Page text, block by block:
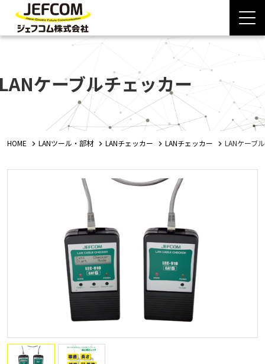
ケーブルチェッカー
HOME LANツール・部材 LANチェッカー LANチェッカー LANケーブ